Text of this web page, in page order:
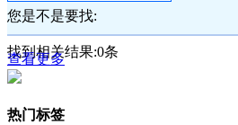
您是不是要找:
找到相关结果:0条
查看更多
热门标签